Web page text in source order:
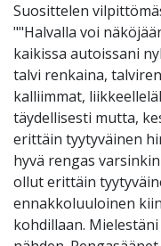
Suosittelen
""Halvalla voi
kaikissa autoissani
talvi renkaina,
kalliimmat,
täydellisesti mutta,
erittäin tyytyväinen
hyvä rengas
ollut erittäin
ennakkoluuloinen
kohdillaan.